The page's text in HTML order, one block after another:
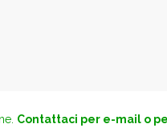
Contattaci per e-mail o